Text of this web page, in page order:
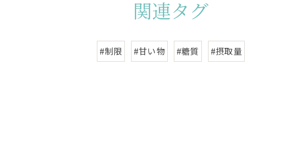
関連タグ
#制限 #甘い物 #糖質 #摂取量